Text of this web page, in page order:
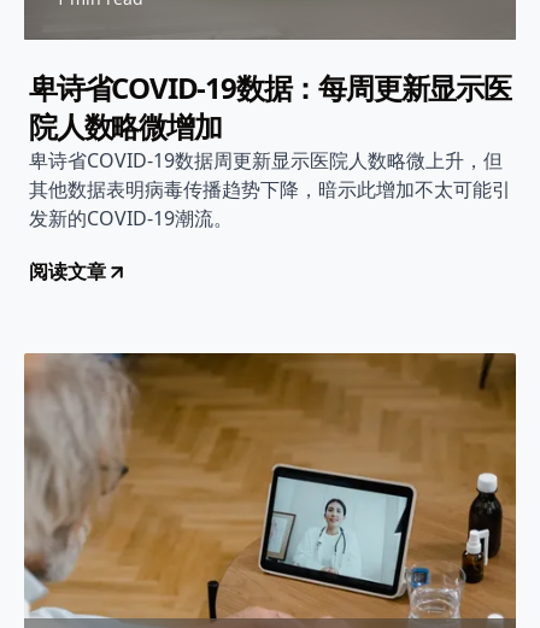
卑诗省COVID-19数据：每周更新显示医
院人数略微增加
卑诗省COVID-19数据周更新显示医院人数略微上升，但
其他数据表明病毒传播趋势下降，暗示此增加不太可能引
发新的COVID-19潮流。
阅读文章